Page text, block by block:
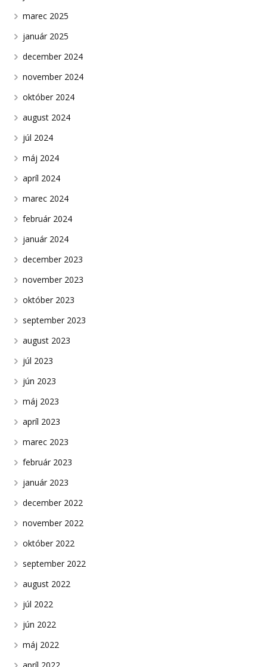
marec 2025
január 2025
december 2024
november 2024
október 2024
august 2024
júl 2024
máj 2024
apríl 2024
marec 2024
február 2024
január 2024
december 2023
november 2023
október 2023
september 2023
august 2023
júl 2023
jún 2023
máj 2023
apríl 2023
marec 2023
február 2023
január 2023
december 2022
november 2022
október 2022
september 2022
august 2022
júl 2022
jún 2022
máj 2022